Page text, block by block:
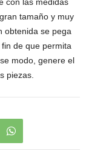
tamaño y muy
obtenida se pega
de que permita
modo, genere el
piezas.